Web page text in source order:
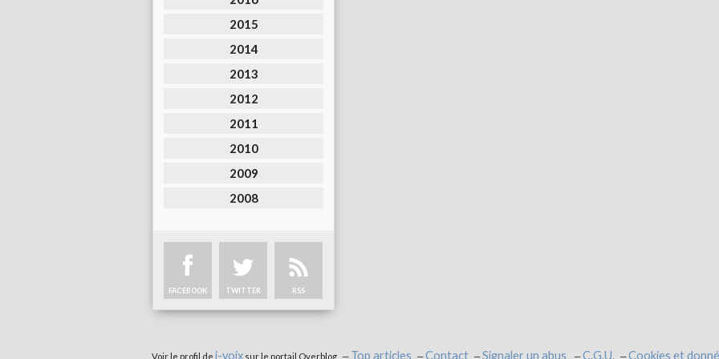
2015
2014
2013
2012
2011
2010
2009
2008
FACEBOOK TWITTER RSS
Voir le profil de i-voixsur le portail Overblog Top articles Contact Signaler un abus C.G.U. Cookies et